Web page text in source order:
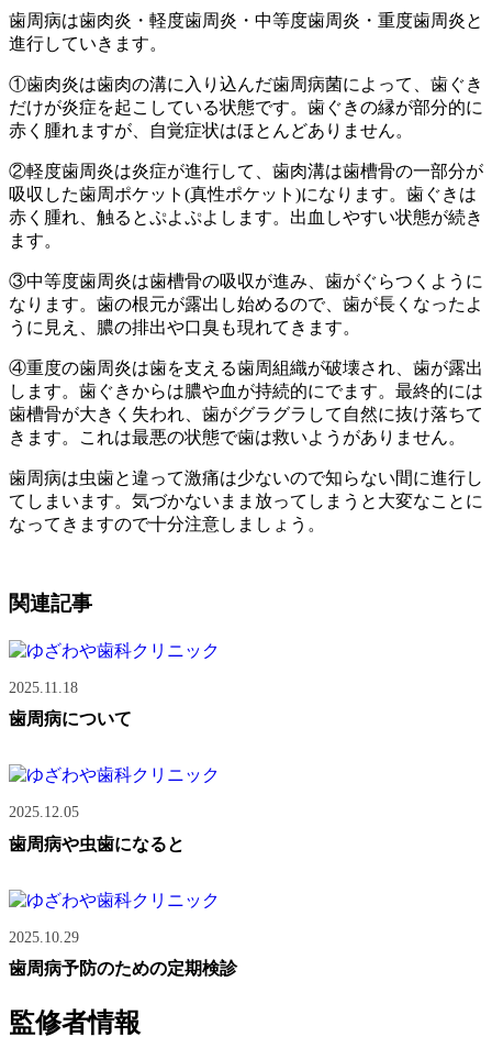
歯周病は歯肉炎・軽度歯周炎・中等度歯周炎・重度歯周炎と
進行していきます。
①歯肉炎は歯肉の溝に入り込んだ歯周病菌によって、歯ぐき
だけが炎症を起こしている状態です。歯ぐきの縁が部分的に
赤く腫れますが、自覚症状はほとんどありません。
②軽度歯周炎は炎症が進行して、歯肉溝は歯槽骨の一部分が
吸収した歯周ポケット(真性ポケット)になります。歯ぐきは
赤く腫れ、触るとぷよぷよします。出血しやすい状態が続き
ます。
③中等度歯周炎は歯槽骨の吸収が進み、歯がぐらつくように
なります。歯の根元が露出し始めるので、歯が長くなったよ
うに見え、膿の排出や口臭も現れてきます。
④重度の歯周炎は歯を支える歯周組織が破壊され、歯が露出
します。歯ぐきからは膿や血が持続的にでます。最終的には
歯槽骨が大きく失われ、歯がグラグラして自然に抜け落ちて
きます。これは最悪の状態で歯は救いようがありません。
歯周病は虫歯と違って激痛は少ないので知らない間に進行し
てしまいます。気づかないまま放ってしまうと大変なことに
なってきますので十分注意しましょう。
関連記事
2025.11.18
歯周病について
2025.12.05
歯周病や虫歯になると
2025.10.29
歯周病予防のための定期検診
監修者情報